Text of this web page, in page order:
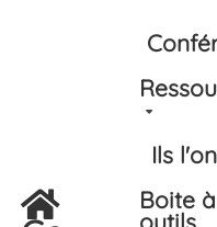
Aller au contenu
Ils
Boite à
outils